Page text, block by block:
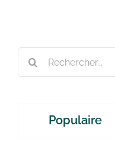
Populaire